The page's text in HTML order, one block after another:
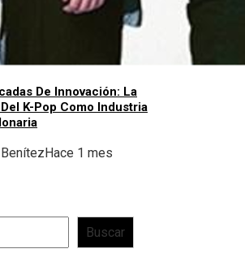
De Innovación: La
K-Pop Como Industria
Hace 1 mes
Buscar